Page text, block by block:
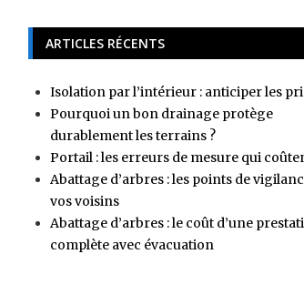
ARTICLES RÉCENTS
Isolation par l’intérieur : anticiper les
Pourquoi un bon drainage protège
durablement les terrains ?
Portail : les erreurs de mesure qui
Abattage d’arbres : les points de
vos voisins
Abattage d’arbres : le coût d’une
complète avec évacuation